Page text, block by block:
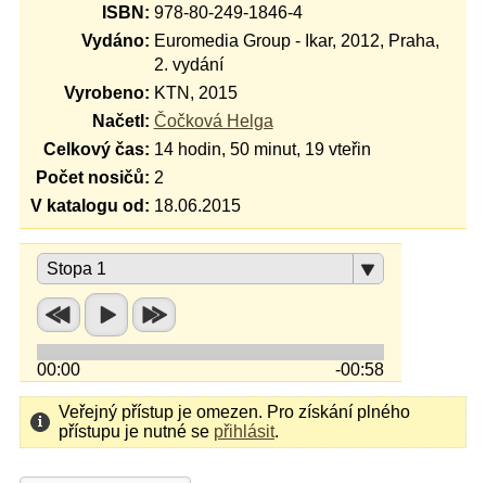
ISBN: 978-80-249-1846-4
Vydáno: Euromedia Group - Ikar, 2012, Praha,
2. vydání
Vyrobeno: KTN, 2015
Načetl: Čočková Helga
Celkový čas: 14 hodin, 50 minut, 19 vteřin
Počet nosičů: 2
V katalogu od: 18.06.2015
Stopa 1
00:00 -00:58
Veřejný přístup je omezen. Pro získání plného
přístupu je nutné se přihlásit.